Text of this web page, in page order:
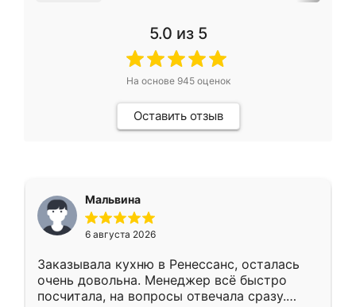
5.0 из 5
На основе 945оценок
Оставить отзыв
Мальвина
6 августа 2026
Заказывала кухню в Ренессанс, осталась
очень довольна. Менеджер всё быстро
посчитала, на вопросы отвечала сразу.